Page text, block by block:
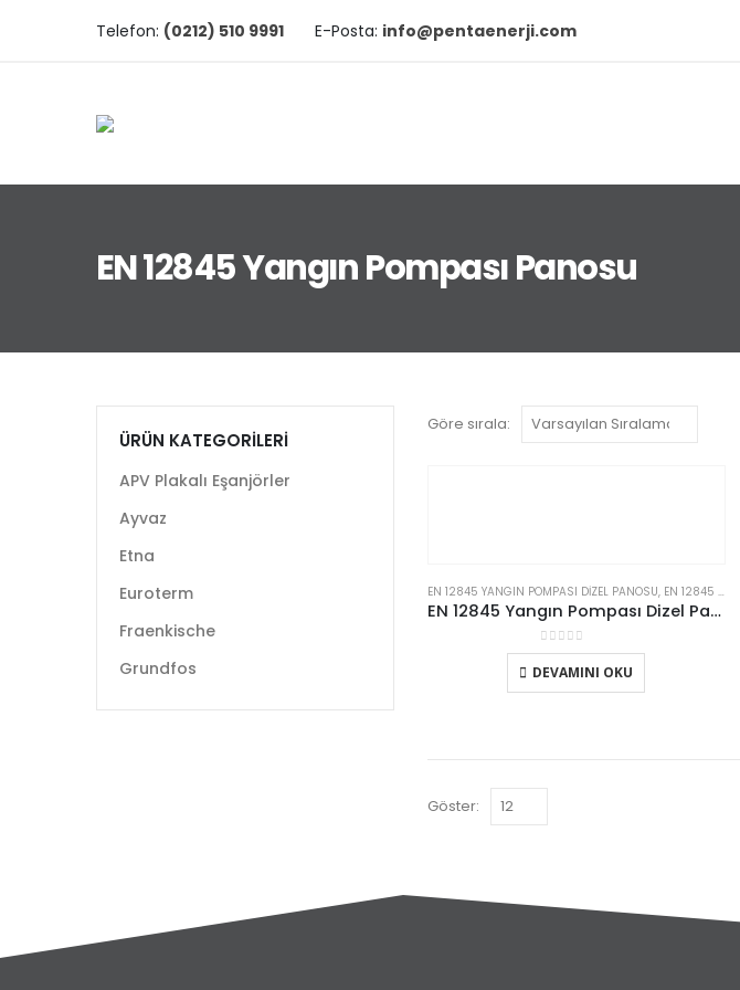
Telefon: (0212) 510 9991 E-Posta: info@pentaenerji.com
EN 12845 Yangın Pompası Panosu
Göre sırala:
EN 12845 YANGIN POMPASI DIZEL PANOSU, EN 12845 YANGIN POMPASI PANOSU
EN 12845 Yangın Pompası Dizel Panosu
05 üzerinden
DEVAMINI OKU
Göster:
ÜRÜN KATEGORILERI
APV Plakalı Eşanjörler
Ayvaz
Etna
Euroterm
Fraenkische
Grundfos